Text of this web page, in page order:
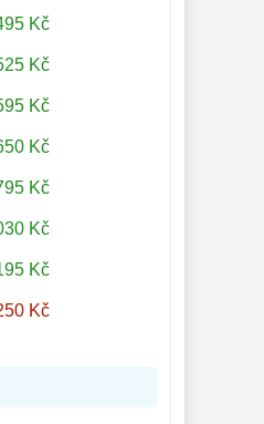
Kč
Kč
Kč
Kč
Kč
Kč
Kč
Kč